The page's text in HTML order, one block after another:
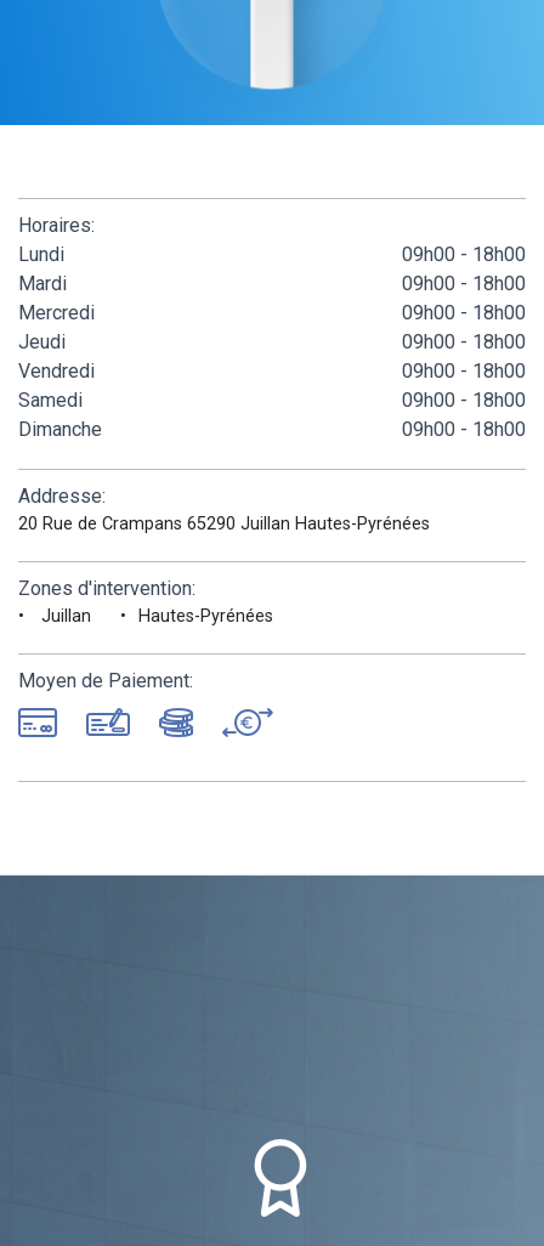
Horaires:
Lundi
09h00 - 18h00
Mardi
09h00 - 18h00
Mercredi
09h00 - 18h00
Jeudi
09h00 - 18h00
Vendredi
09h00 - 18h00
Samedi
09h00 - 18h00
Dimanche
09h00 - 18h00
Addresse:
20 Rue de Crampans 65290 Juillan Hautes-Pyrénées
Zones d'intervention:
Juillan Hautes-Pyrénées
Moyen de Paiement: